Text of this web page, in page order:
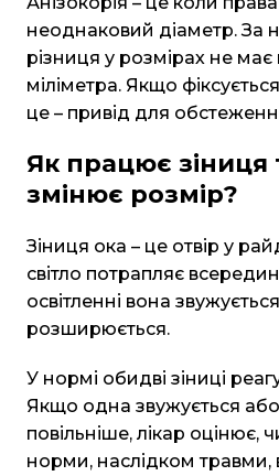
неоднаковий діаметр. За
різниця у розмірах не
міліметра. Якщо
це – привід для
Як працює зіниця
змінює розмір?
Зіниця ока – це отвір у
світло потрапляє
освітленні вона
розширюється.
У нормі обидві зіниці
Якщо одна звужується
повільніше, лікар оцінює,
норми, наслідком травми,